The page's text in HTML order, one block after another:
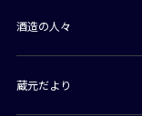
酒造の人々
蔵元だより